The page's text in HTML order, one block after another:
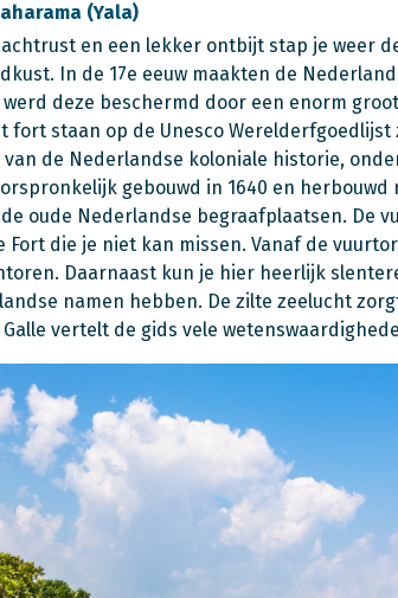
(Yala)
en een lekker ontbijt stap je weer
In de 17e eeuw maakten de
deze beschermd door een enorm
fort staan op de Unesco
van de Nederlandse koloniale historie,
gebouwd in 1640 en
oude Nederlandse begraafplaatsen. De
Fort die je niet kan missen. Vanaf de
Daarnaast kun je hier heerlijk
namen hebben. De zilte zeelucht
vertelt de gids vele